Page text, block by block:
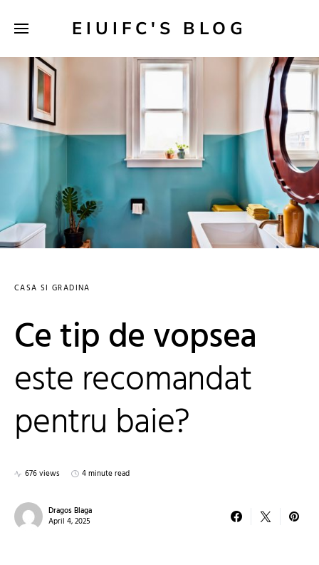
EIUIFC'S BLOG
CASA SI GRADINA
Ce tip de vopsea
este recomandat
pentru baie?
676 views 4 minute read
Dragos Blaga
April 4, 2025